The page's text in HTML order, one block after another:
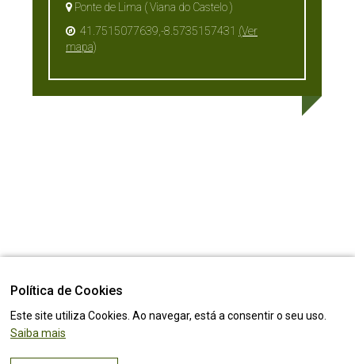
Ponte de Lima ( Viana do Castelo )
41.7515077639,-8.5735157431 (Ver
mapa)
Política de Cookies
Este site utiliza Cookies. Ao navegar, está a consentir o seu uso.
Saiba mais